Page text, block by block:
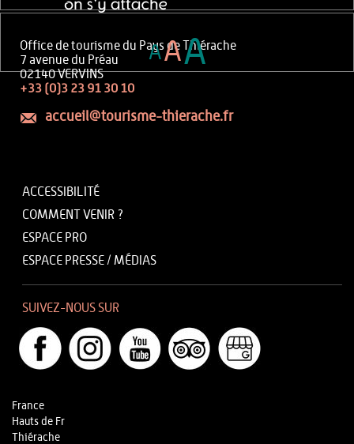
Office de tourisme du Pays de Thiérache
7 avenue du Préau
02140 VERVINS
+33 (0)3 23 91 30 10
accueil@tourisme-thierache.fr
ACCESSIBILITÉ
COMMENT VENIR ?
ESPACE PRO
ESPACE PRESSE / MÉDIAS
SUIVEZ-NOUS SUR
France
Hauts de Fr
Thiérache
AAA